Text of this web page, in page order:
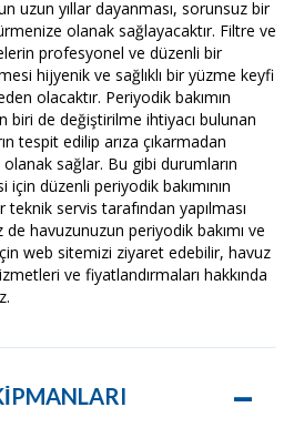
uzun yıllar dayanması, sorunsuz bir
olanak sağlayacaktır. Filtre ve
profesyonel ve düzenli bir
hijyenik ve sağlıklı bir yüzme keyfi
olacaktır. Periyodik bakımın
biri de değiştirilme ihtiyacı bulunan
tespit edilip arıza çıkarmadan
sağlar. Bu gibi durumların
için düzenli periyodik bakımının
servis tarafından yapılması
de havuzunuzun periyodik bakımı ve
web sitemizi ziyaret edebilir, havuz
ve fiyatlandırmaları hakkında
–